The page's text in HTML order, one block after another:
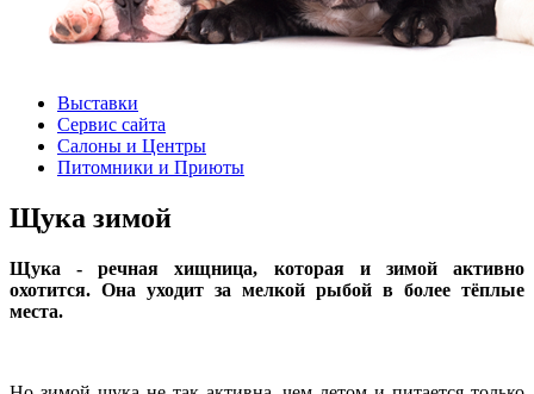
Выставки
Сервис сайта
Салоны и Центры
Питомники и Приюты
Щука зимой
Щука - речная хищница, которая и зимой активно
охотится. Она уходит за мелкой рыбой в более тёплые
места.